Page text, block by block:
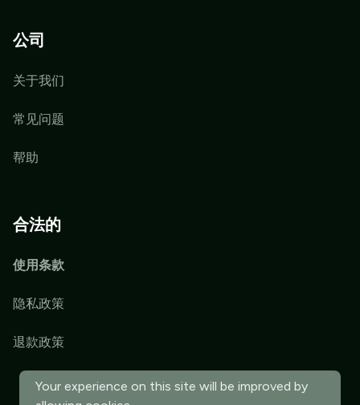
公司
关于我们
常见问题
帮助
合法的
使用条款
隐私政策
退款政策
Your experience on this site will be improved by